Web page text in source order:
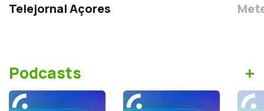
Telejornal Açores
Podcasts +